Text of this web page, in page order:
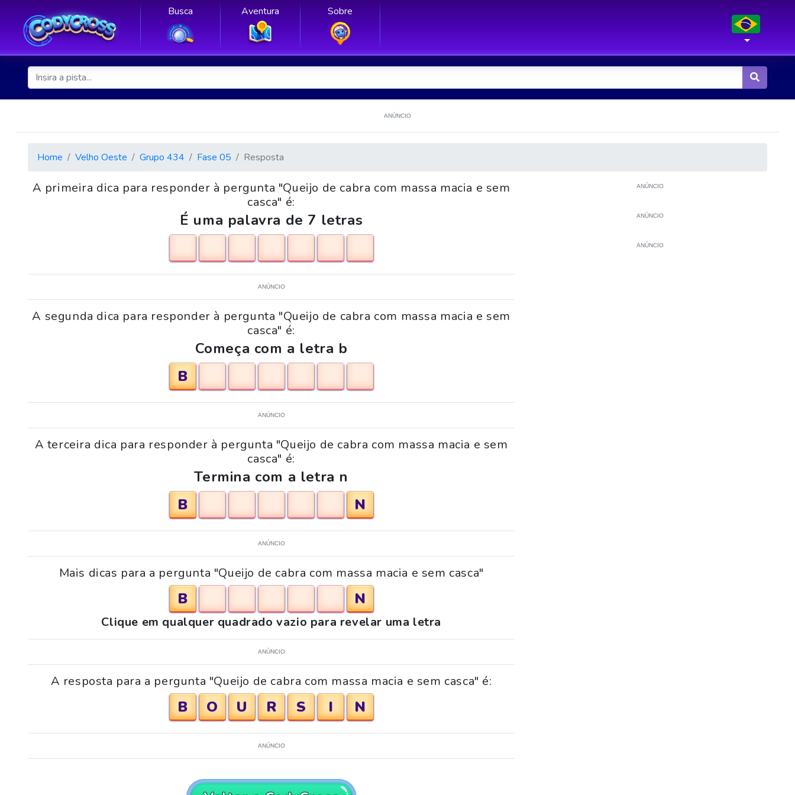
Busca Aventura Sobre
ANÚNCIO
Home Velho Oeste Grupo 434 Fase 05 Resposta
A primeira dica para responder à pergunta "Queijo de cabra com massa macia e sem
casca" é:
É uma palavra de 7 letras
ANÚNCIO
A segunda dica para responder à pergunta "Queijo de cabra com massa macia e sem
casca" é:
Começa com a letra b
B
ANÚNCIO
A terceira dica para responder à pergunta "Queijo de cabra com massa macia e sem
casca" é:
Termina com a letra n
B
N
ANÚNCIO
Mais dicas para a pergunta "Queijo de cabra com massa macia e sem casca"
B N
Clique em qualquer quadrado vazio para revelar uma letra
ANÚNCIO
A resposta para a pergunta "Queijo de cabra com massa macia e sem casca" é:
B O U R S I N
ANÚNCIO
ANÚNCIO
ANÚNCIO
ANÚNCIO